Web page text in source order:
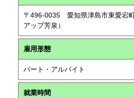
〒496-0035 愛知県津島市東愛宕
アップ芳泉）
雇用形態
パート・アルバイト
就業時間